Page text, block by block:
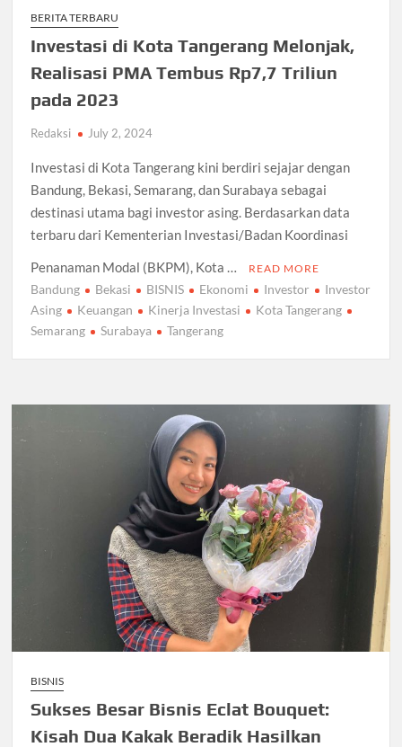
BERITA TERBARU
Investasi di Kota Tangerang Melonjak,
Realisasi PMA Tembus Rp7,7 Triliun
pada 2023
Redaksi July 2, 2024
Investasi di Kota Tangerang kini berdiri sejajar dengan
Bandung, Bekasi, Semarang, dan Surabaya sebagai
destinasi utama bagi investor asing. Berdasarkan data
terbaru dari Kementerian Investasi/Badan Koordinasi
Penanaman Modal (BKPM), Kota …
READ MORE
Bandung Bekasi BISNIS Ekonomi Investor
Investor
Asing
Keuangan Kinerja Investasi
Kota Tangerang
Semarang
Surabaya Tangerang
BISNIS
Sukses Besar Bisnis Eclat Bouquet:
Kisah Dua Kakak Beradik Hasilkan